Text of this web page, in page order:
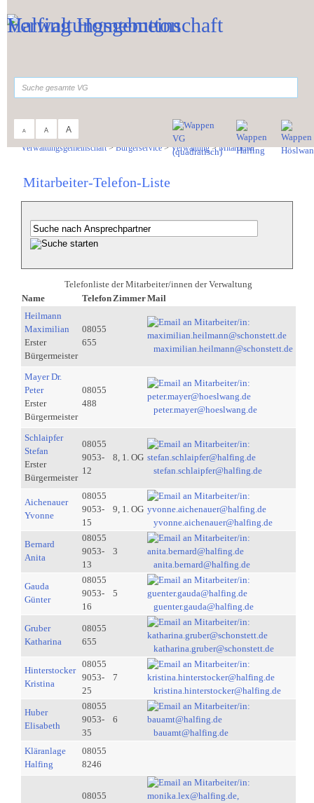
A A A
Verwaltungsgemeinschaft>Bürgerservice>Verwaltung>Mitarbeiter
Mitarbeiter-Telefon-Liste
Telefonliste der Mitarbeiter/innen der Verwaltung
Name
Telefon ZimmerMail
Heilmann
Maximilian
Erster
Bürgermeister
08055
655
maximilian.heilmann@schonstett.de
Mayer Dr.
Peter
Erster
Bürgermeister
08055
488
peter.mayer@hoeslwang.de
Schlaipfer
Stefan
Erster
Bürgermeister
08055
9053-
12
8, 1. OG
stefan.schlaipfer@halfing.de
Aichenauer
Yvonne
08055
9053-
15
9, 1. OG
yvonne.aichenauer@halfing.de
Bernard
Anita
08055
9053-
13
3
anita.bernard@halfing.de
Gauda
Günter
08055
9053-
16
5
guenter.gauda@halfing.de
Gruber
Katharina
08055
655
katharina.gruber@schonstett.de
Hinterstocker
Kristina
08055
9053-
25
7
kristina.hinterstocker@halfing.de
Huber
Elisabeth
08055
9053-
35
6
bauamt@halfing.de
Kläranlage
Halfing
08055
8246
08055